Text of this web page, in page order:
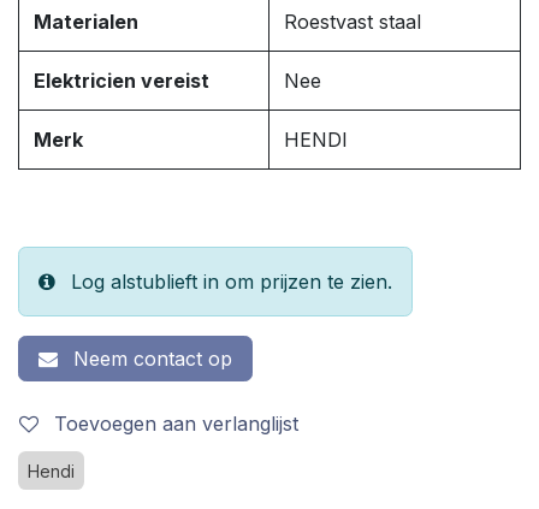
Materialen Roestvast staal
Elektricien vereist Nee
Merk HENDI
Log alstublieft in om prijzen te zien.
Neem contact op
Toevoegen aan verlanglijst
Hendi